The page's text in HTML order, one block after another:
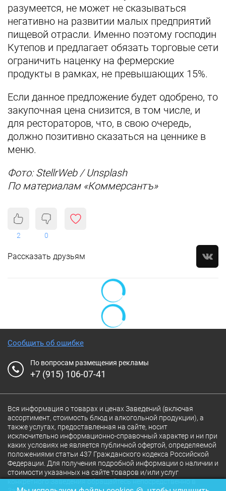
разумеется, не может не сказываться
негативно на развитии малых предприятий
пищевой отрасли. Именно поэтому господин
Кутепов и предлагает обязать торговые сети
ограничить наценку на фермерские
продукты в рамках, не превышающих 15%.
Если данное предложение будет одобрено, то
закупочная цена снизится, в том числе, и
для рестораторов, что, в свою очередь,
должно позитивно сказаться на ценнике в
меню.
Фото: StellrWeb / Unsplash
По материалам «Коммерсантъ»
2 0
Рассказать друзьям
Сообщить об ошибке
По вопросам размещения рекламы
+7 (915) 106-07-41
Вся информация о товарах и ценах Заведений (включая
ассортимент, стоимость блюд и алкогольной продукции), а
также услугах, предоставленная на сайте, носит
исключительно информационно-справочный характер и ни при
каких условиях не является публичной офертой, определяемой
положениями статьи 437 Гражданского кодекса Российской
Федерации. Для получения подробной информации о наличии и
стоимости указанных на сайте товаров и/или услуг
конкретного Заведения обращайтесь непосредственно в